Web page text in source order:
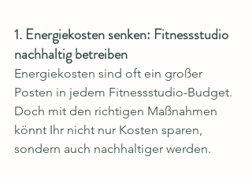
1. Energiekosten senken: Fitnessstudio
nachhaltig betreiben
Energiekosten sind oft ein großer
Posten in jedem Fitnessstudio-Budget.
Doch mit den richtigen Maßnahmen
könnt Ihr nicht nur Kosten sparen,
sondern auch nachhaltiger werden.